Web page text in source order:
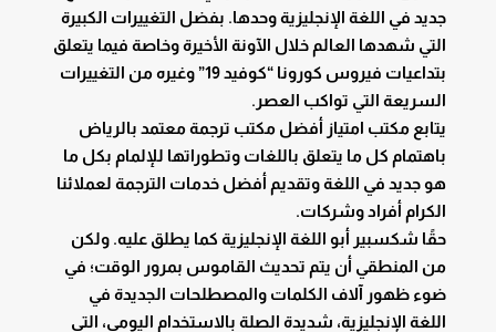
جديد في اللغة الإنجليزية وحدها. بفضل التغييرات الكبيرة
التي شهدها العالم خلال الآونة الأخيرة وخاصة فيما يتعلق
بتداعيات فيروس كورونا “كوفيد 19” وغيره من التغييرات
السريعة التي تواكب العصر.
يتابع مكتب امتياز أفضل مكتب ترجمة معتمد بالرياض
باهتمام كل ما يتعلق باللغات وتطوراتها للإلمام بكل ما
هو جديد في اللغة وتقديم أفضل خدمات الترجمة لعملائنا
الكرام أفراد وشركات.
حقًا شكسبير أبو اللغة الإنجليزية كما يطلق عليه. ولكن
من المنطقي أن يتم تحديث القاموس بمرور الوقت؛ في
ضوء ظهور آلاف الكلمات والمصطلحات الجديدة في
اللغة الإنجليزية، شديدة الصلة بالاستخدام اليومي، التي